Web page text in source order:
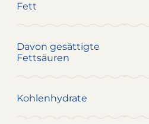
Fett
Davon gesättigte
Fettsäuren
Kohlenhydrate